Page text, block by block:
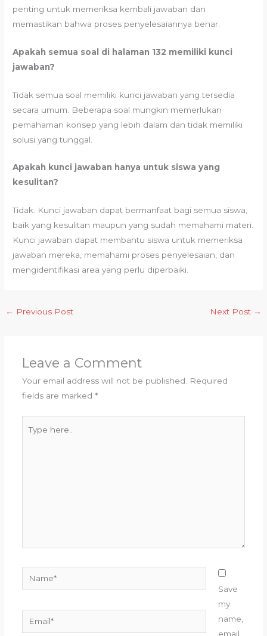
penting untuk memeriksa kembali jawaban dan
memastikan bahwa proses penyelesaiannya benar.
Apakah semua soal di halaman 132 memiliki kunci
jawaban?
Tidak semua soal memiliki kunci jawaban yang tersedia
secara umum. Beberapa soal mungkin memerlukan
pemahaman konsep yang lebih dalam dan tidak memiliki
solusi yang tunggal.
Apakah kunci jawaban hanya untuk siswa yang
kesulitan?
Tidak. Kunci jawaban dapat bermanfaat bagi semua siswa,
baik yang kesulitan maupun yang sudah memahami materi.
Kunci jawaban dapat membantu siswa untuk memeriksa
jawaban mereka, memahami proses penyelesaian, dan
mengidentifikasi area yang perlu diperbaiki.
← Previous Post Next Post →
Leave a Comment
Your email address will not be published.
Required
fields are marked *
here..
Save
my
name,
email,